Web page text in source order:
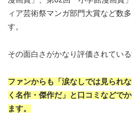
ィア芸術祭マンガ部門大賞など数
す。
その面白さがかなり評価されている
ファンからも「涙なしでは見られ
く名作・傑作だ」と口コミなどで
ます。